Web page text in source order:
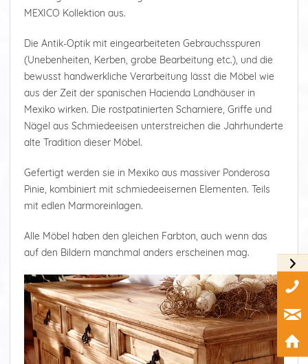
MEXICO Kollektion aus.
Die Antik-Optik mit eingearbeiteten Gebrauchsspuren
(Unebenheiten, Kerben, grobe Bearbeitung etc.), und die
bewusst handwerkliche Verarbeitung lässt die Möbel wie
aus der Zeit der spanischen Hacienda Landhäuser in
Mexiko wirken. Die rostpatinierten Scharniere, Griffe und
Nägel aus Schmiedeeisen unterstreichen die Jahrhunderte
alte Tradition dieser Möbel.
Gefertigt werden sie in Mexiko aus massiver Ponderosa
Pinie, kombiniert mit schmiedeeisernen Elementen. Teils
mit edlen Marmoreinlagen.
Alle Möbel haben den gleichen Farbton, auch wenn das
auf den Bildern manchmal anders erscheinen mag.